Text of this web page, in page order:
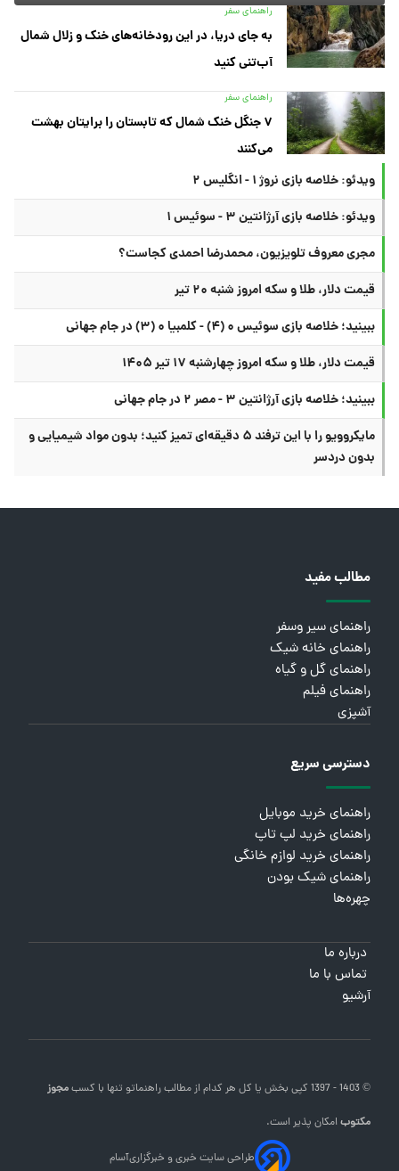
راهنمای سفر
به جای دریا، در این رودخانه‌های خنک و زلال شمال
آب‌تنی کنید
راهنمای سفر
۷ جنگل خنک شمال که تابستان را برایتان بهشت
می‌کنند
ویدئو: خلاصه بازی نروژ ۱ - انگلیس ۲
ویدئو: خلاصه بازی آرژانتین ۳ - سوئیس ۱
مجری معروف تلویزیون، محمدرضا احمدی کجاست؟
قیمت دلار، طلا و سکه امروز شنبه ۲۰ تیر
ببینید؛ خلاصه بازی سوئیس ۰ (۴) - کلمبیا ۰ (۳) در جام جهانی
قیمت دلار، طلا و سکه امروز چهارشنبه ۱۷ تیر ۱۴۰۵
ببینید؛ خلاصه بازی آرژانتین ۳ - مصر ۲ در جام جهانی
مایکروویو را با این ترفند ۵ دقیقه‌ای تمیز کنید؛ بدون مواد شیمیایی و
بدون دردسر
مطالب مفید
راهنمای سیر وسفر
راهنمای خانه شیک
راهنمای گل و گیاه
راهنمای فیلم
آشپزی
دسترسی سریع
راهنمای خرید موبایل
راهنمای خرید لپ تاپ
راهنمای خرید لوازم خانگی
راهنمای شیک بودن
چهره‌ها
درباره ما
تماس با ما
آرشیو
© 1403 - 1397 کپی بخش یا کل هر کدام از مطالب راهنماتو تنها با کسبمجوز
مکتوبامکان پذیر است.
طراحی سایت خبری و خبرگزاریآسام